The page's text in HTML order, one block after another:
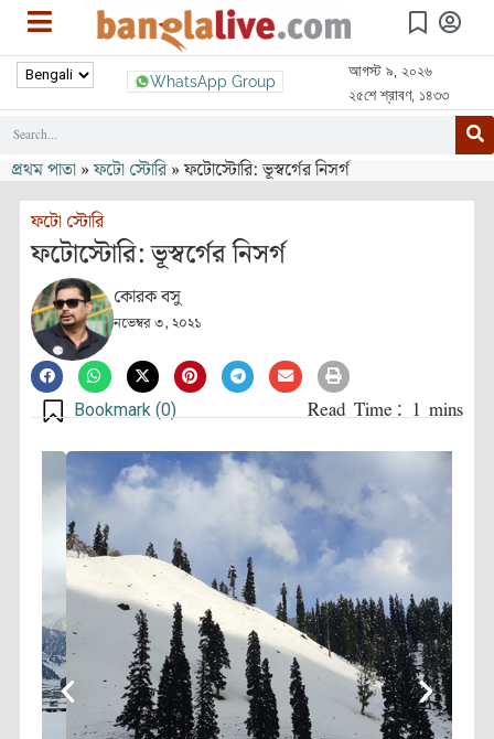
WhatsApp Group
আগস্ট ৯, ২০২৬
২৫শে শ্রাবণ, ১৪৩৩
প্রথম পাতা »ফটো স্টোরি»ফটোস্টোরি: ভূস্বর্গের নিসর্গ
ফটো স্টোরি
ফটোস্টোরি: ভূস্বর্গের নিসর্গ
কোরক বসু
নভেম্বর ৩, ২০২১
Bookmark (0)